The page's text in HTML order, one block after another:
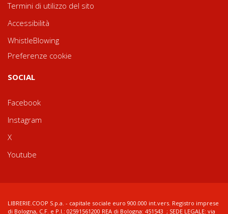
Termini di utilizzo del sito
Accessibilità
WhistleBlowing
Preferenze cookie
SOCIAL
Facebook
Instagram
X
Youtube
LIBRERIE.COOP S.p.a. - capitale sociale euro 900.000 int.vers. Registro imprese
di Bologna, C.F. e P.I.: 02591561200 REA di Bologna: 451543 ; SEDE LEGALE: via